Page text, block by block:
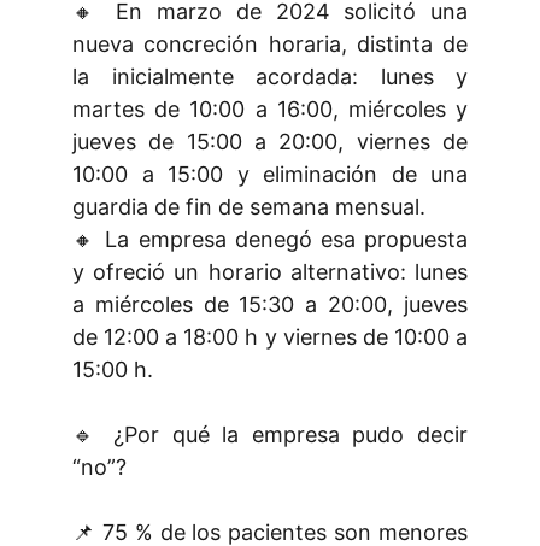
🔸 En marzo de 2024 solicitó una
nueva concreción horaria, distinta de
la inicialmente acordada: lunes y
martes de 10:00 a 16:00, miércoles y
jueves de 15:00 a 20:00, viernes de
10:00 a 15:00 y eliminación de una
guardia de fin de semana mensual.
🔸 La empresa denegó esa propuesta
y ofreció un horario alternativo: lunes
a miércoles de 15:30 a 20:00, jueves
de 12:00 a 18:00 h y viernes de 10:00 a
15:00 h.
🔹 ¿Por qué la empresa pudo decir
“no”?
📌 75 % de los pacientes son menores